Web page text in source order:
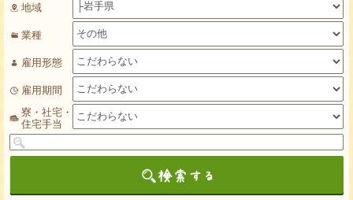
地域
業種
雇用形態
雇用期間
寮・社宅・
住宅手当